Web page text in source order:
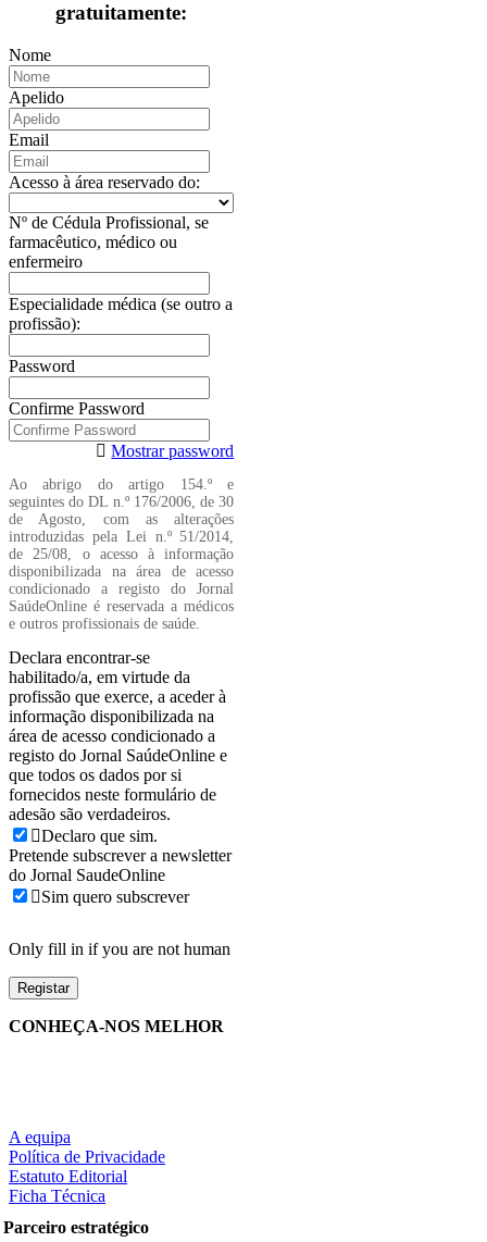
gratuitamente:
Nome
Apelido
Email
Acesso à área reservado do:
Nº de Cédula Profissional, se
farmacêutico, médico ou
enfermeiro
Especialidade médica (se outro a
profissão):
Password
Confirme Password
Mostrar password
Ao abrigo do artigo 154.º e
seguintes do DL n.º 176/2006, de 30
de Agosto, com as alterações
introduzidas pela Lei n.º 51/2014,
de 25/08, o acesso à informação
disponibilizada na área de acesso
condicionado a registo do Jornal
SaúdeOnline é reservada a médicos
e outros profissionais de saúde.
Declara encontrar-se
habilitado/a, em virtude da
profissão que exerce, a aceder à
informação disponibilizada na
área de acesso condicionado a
registo do Jornal SaúdeOnline e
que todos os dados por si
fornecidos neste formulário de
adesão são verdadeiros.
Declaro que sim.
Pretende subscrever a newsletter
do Jornal SaudeOnline
Sim quero subscrever
Only fill in if you are not human
CONHEÇA-NOS MELHOR
A equipa
Política de Privacidade
Estatuto Editorial
Ficha Técnica
Parceiro estratégico